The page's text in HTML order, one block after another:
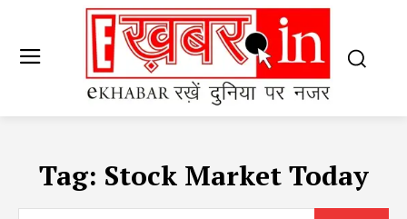
Tag: Stock Market Today